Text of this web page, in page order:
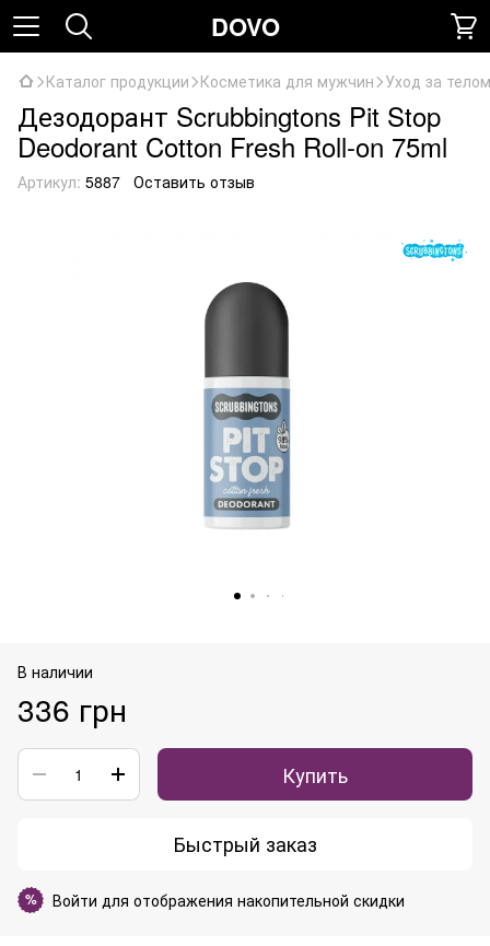
DOVO
Каталог продукции Косметика для мужчин Уход за телом
Дезодорант Scrubbingtons Pit Stop
Deodorant Cotton Fresh Roll-on 75ml
Артикул: 5887 Оставить отзыв
В наличии
336 грн
Купить
Быстрый заказ
% Войти для отображения накопительной скидки